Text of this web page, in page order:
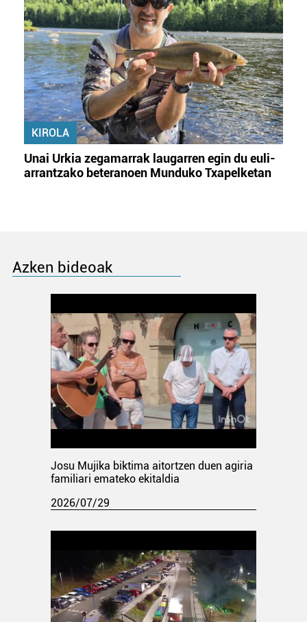
KIROLA
Unai Urkia zegamarrak laugarren egin du euli-
arrantzako beteranoen Munduko Txapelketan
Azken bideoak
Josu Mujika biktima aitortzen duen agiria
familiari emateko ekitaldia
2026/07/29